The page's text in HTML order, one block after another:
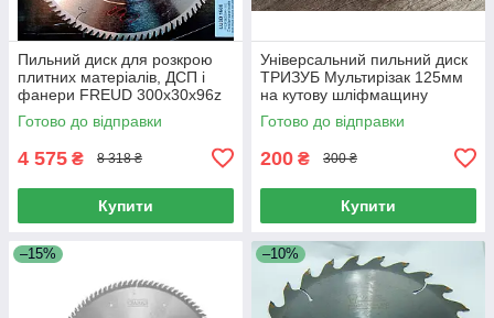
Пильний диск для розкрою
плитних матеріалів, ДСП і
фанери FREUD 300х30х96z
K3.2/2.2 (LU3D-1500)
Готово до відправки
4 575 ₴ 8 318 ₴
Купити
Універсальний пильний диск
ТРИЗУБ Мультирізак 125мм
на кутову шліфмащину
(КШМ) (TRZ-125)
Готово до відправки
200 ₴ 300 ₴
Купити
–15% –10%